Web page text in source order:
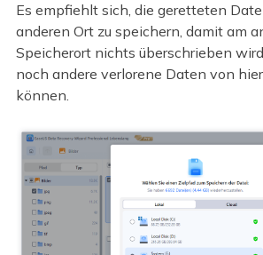
Es empfiehlt sich, die geretteten
anderen Ort zu speichern, damit am
Speicherort nichts überschrieben
noch andere verlorene Daten von
können.